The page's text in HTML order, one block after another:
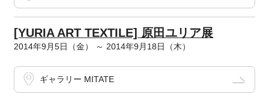
[YURIA ART TEXTILE] 原田ユリア展
2014年9月5日（金） ～ 2014年9月18日（木）
ギャラリー MITATE